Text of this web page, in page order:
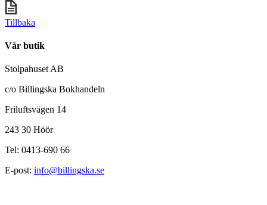
Tillbaka
Vår butik
Stolpahuset AB
c/o Billingska Bokhandeln
Friluftsvägen 14
243 30 Höör
Tel: 0413-690 66
E-post: info@billingska.se